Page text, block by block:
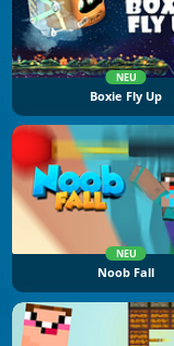
NEU
Boxie Fly Up
NEU
Noob Fall